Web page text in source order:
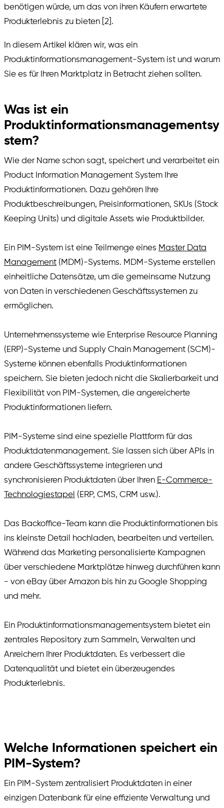
benötigen würde, um das von ihren Käufern erwartete
Produkterlebnis zu bieten [2].
In diesem Artikel klären wir, was ein
Produktinformationsmanagement-System ist und warum
Sie es für Ihren Marktplatz in Betracht ziehen sollten.
Was ist ein
Produktinformationsmanagementsy
stem?
Wie der Name schon sagt, speichert und verarbeitet ein
Product Information Management System Ihre
Produktinformationen. Dazu gehören Ihre
Produktbeschreibungen, Preisinformationen, SKUs (Stock
Keeping Units) und digitale Assets wie Produktbilder.
Ein PIM-System ist eine Teilmenge eines Master Data
Management (MDM)-Systems. MDM-Systeme erstellen
einheitliche Datensätze, um die gemeinsame Nutzung
von Daten in verschiedenen Geschäftssystemen zu
ermöglichen.
Unternehmenssysteme wie Enterprise Resource Planning
(ERP)-Systeme und Supply Chain Management (SCM)-
Systeme können ebenfalls Produktinformationen
speichern. Sie bieten jedoch nicht die Skalierbarkeit und
Flexibilität von PIM-Systemen, die angereicherte
Produktinformationen liefern.
PIM-Systeme sind eine spezielle Plattform für das
Produktdatenmanagement. Sie lassen sich über APIs in
andere Geschäftssysteme integrieren und
synchronisieren Produktdaten über Ihren E-Commerce-
Technologiestapel (ERP, CMS, CRM usw.).
Das Backoffice-Team kann die Produktinformationen bis
ins kleinste Detail hochladen, bearbeiten und verteilen.
Während das Marketing personalisierte Kampagnen
über verschiedene Marktplätze hinweg durchführen kann
- von eBay über Amazon bis hin zu Google Shopping
und mehr.
Ein Produktinformationsmanagementsystem bietet ein
zentrales Repository zum Sammeln, Verwalten und
Anreichern Ihrer Produktdaten. Es verbessert die
Datenqualität und bietet ein überzeugendes
Produkterlebnis.
Welche Informationen speichert ein
PIM-System?
Ein PIM-System zentralisiert Produktdaten in einer
einzigen Datenbank für eine effiziente Verwaltung und